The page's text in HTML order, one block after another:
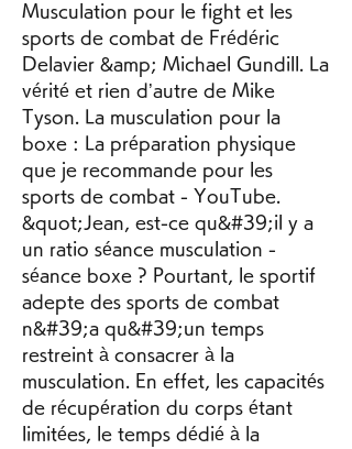
Musculation pour le fight et les
sports de combat de Frédéric
Delavier &amp; Michael Gundill. La
vérité et rien d’autre de Mike
Tyson. La musculation pour la
boxe : La préparation physique
que je recommande pour les
sports de combat - YouTube.
&quot;Jean, est-ce qu&#39;il y a
un ratio séance musculation -
séance boxe ? Pourtant, le sportif
adepte des sports de combat
n&#39;a qu&#39;un temps
restreint à consacrer à la
musculation. En effet, les capacités
de récupération du corps étant
limitées, le temps dédié à la